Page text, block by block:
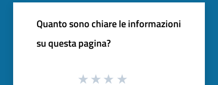
Quanto sono chiare le informazioni
su questa pagina?